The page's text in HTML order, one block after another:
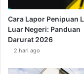
Cara Lapor Penipuan
Luar Negeri: Panduan
Darurat 2026
2 hari ago